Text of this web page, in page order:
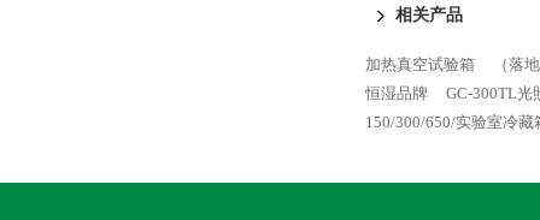
相关产品
加热真空试验箱
（落
恒湿品牌
GC-300TL光
150/300/650/实验室冷藏